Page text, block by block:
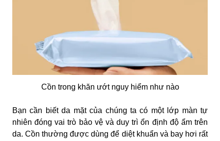
Cồn trong khăn ướt nguy hiểm như nào
Bạn cần biết da mặt của chúng ta có một lớp màn tự
nhiên đóng vai trò bảo vệ và duy trì ổn định độ ẩm trên
da. Cồn thường được dùng để diệt khuẩn và bay hơi rất